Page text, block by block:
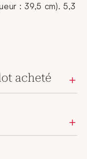
: 39,5 cm). 5,3
acheté